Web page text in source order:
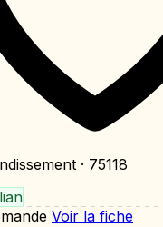
· 75118
Voir la fiche